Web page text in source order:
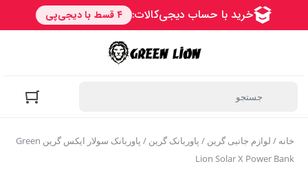
خانه / لوازم جانبی گرین / پاوربانک گرین
/ پاوربانک سولار ایکس گرین Green
Lion Solar X Power Bank